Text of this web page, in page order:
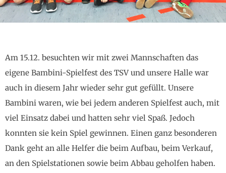
Am 15.12. besuchten wir mit zwei Mannschaften das
eigene Bambini-Spielfest des TSV und unsere Halle war
auch in diesem Jahr wieder sehr gut gefüllt. Unsere
Bambini waren, wie bei jedem anderen Spielfest auch, mit
viel Einsatz dabei und hatten sehr viel Spaß. Jedoch
konnten sie kein Spiel gewinnen. Einen ganz besonderen
Dank geht an alle Helfer die beim Aufbau, beim Verkauf,
an den Spielstationen sowie beim Abbau geholfen haben.